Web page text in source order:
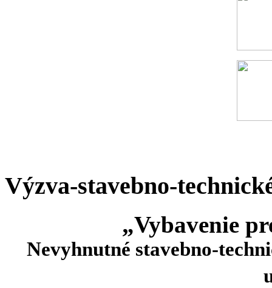
Výzva-stavebno-
„Vybavenie
Nevyhnutné stavebno-